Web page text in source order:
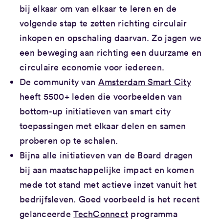
bij elkaar om van elkaar te leren en de
volgende stap te zetten richting circulair
inkopen en opschaling daarvan. Zo jagen we
een beweging aan richting een duurzame en
circulaire economie voor iedereen.
De community van Amsterdam Smart City
heeft 5500+ leden die voorbeelden van
bottom-up initiatieven van smart city
toepassingen met elkaar delen en samen
proberen op te schalen.
Bijna alle initiatieven van de Board dragen
bij aan maatschappelijke impact en komen
mede tot stand met actieve inzet vanuit het
bedrijfsleven. Goed voorbeeld is het recent
gelanceerdeTechConnect programma